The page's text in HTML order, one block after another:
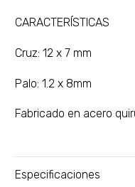
CARACTERÍSTICAS
Cruz: 12 x 7 mm
Palo: 1.2 x 8mm
Fabricado en acero
Especificaciones